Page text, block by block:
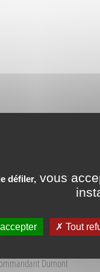
Dumont
défiler, vous
Tout